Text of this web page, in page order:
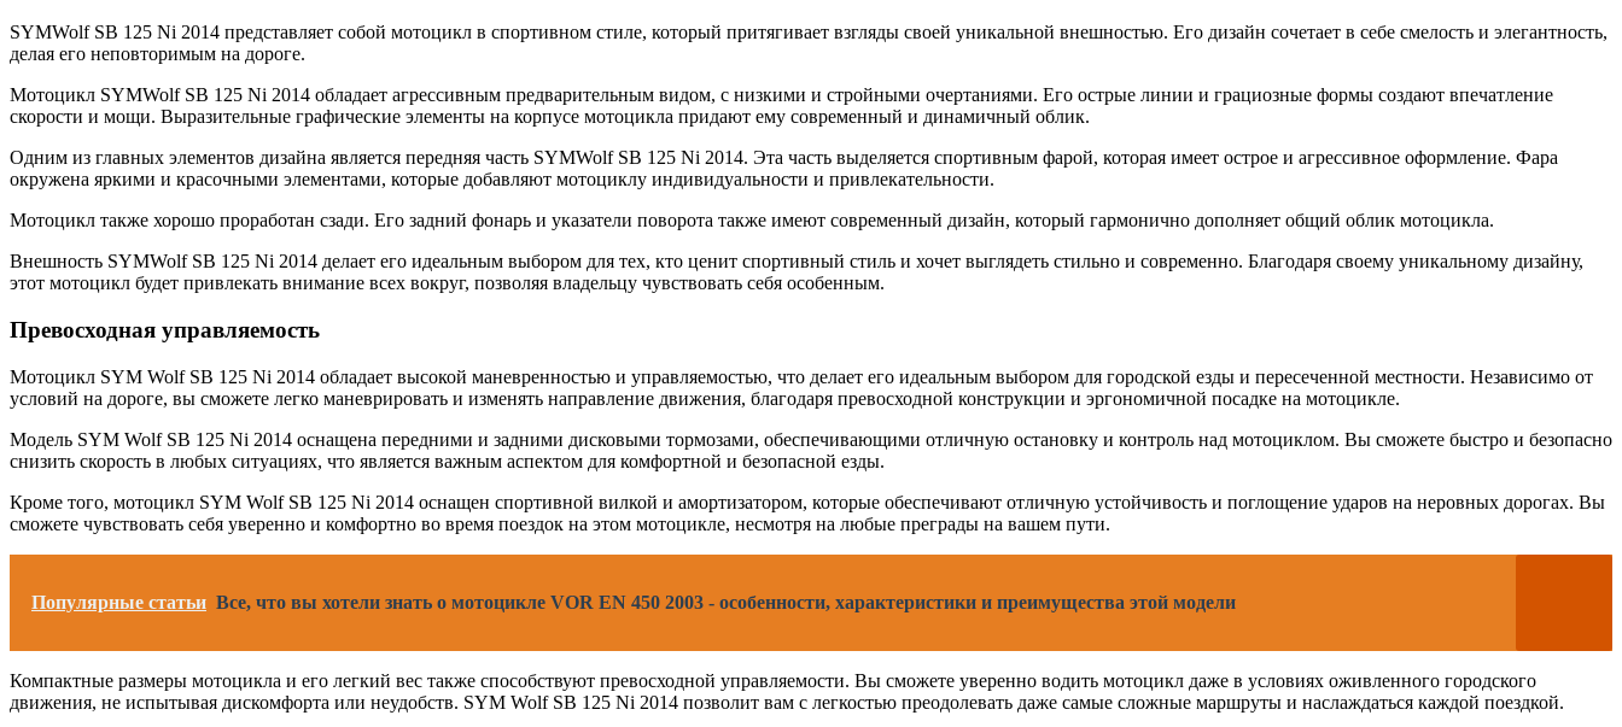
SYMWolf SB 125 Ni 2014 представляет собой мотоцикл в спортивном стиле, который притягивает взгляды своей уникальной внешностью. Его дизайн сочетает в себе смелость и элегантность,
делая его неповторимым на дороге.
Мотоцикл SYMWolf SB 125 Ni 2014 обладает агрессивным предварительным видом, с низкими и стройными очертаниями. Его острые линии и грациозные формы создают впечатление
скорости и мощи. Выразительные графические элементы на корпусе мотоцикла придают ему современный и динамичный облик.
Одним из главных элементов дизайна является передняя часть SYMWolf SB 125 Ni 2014. Эта часть выделяется спортивным фарой, которая имеет острое и агрессивное оформление. Фара
окружена яркими и красочными элементами, которые добавляют мотоциклу индивидуальности и привлекательности.
Мотоцикл также хорошо проработан сзади. Его задний фонарь и указатели поворота также имеют современный дизайн, который гармонично дополняет общий облик мотоцикла.
Внешность SYMWolf SB 125 Ni 2014 делает его идеальным выбором для тех, кто ценит спортивный стиль и хочет выглядеть стильно и современно. Благодаря своему уникальному дизайну,
этот мотоцикл будет привлекать внимание всех вокруг, позволяя владельцу чувствовать себя особенным.
Превосходная управляемость
Мотоцикл SYM Wolf SB 125 Ni 2014 обладает высокой маневренностью и управляемостью, что делает его идеальным выбором для городской езды и пересеченной местности. Независимо от
условий на дороге, вы сможете легко маневрировать и изменять направление движения, благодаря превосходной конструкции и эргономичной посадке на мотоцикле.
Модель SYM Wolf SB 125 Ni 2014 оснащена передними и задними дисковыми тормозами, обеспечивающими отличную остановку и контроль над мотоциклом. Вы сможете быстро и безопасно
снизить скорость в любых ситуациях, что является важным аспектом для комфортной и безопасной езды.
Кроме того, мотоцикл SYM Wolf SB 125 Ni 2014 оснащен спортивной вилкой и амортизатором, которые обеспечивают отличную устойчивость и поглощение ударов на неровных дорогах. Вы
сможете чувствовать себя уверенно и комфортно во время поездок на этом мотоцикле, несмотря на любые преграды на вашем пути.
Популярные статьи Все, что вы хотели знать о мотоцикле VOR EN 450 2003 - особенности, характеристики и преимущества этой модели
Компактные размеры мотоцикла и его легкий вес также способствуют превосходной управляемости. Вы сможете уверенно водить мотоцикл даже в условиях оживленного городского
движения, не испытывая дискомфорта или неудобств. SYM Wolf SB 125 Ni 2014 позволит вам с легкостью преодолевать даже самые сложные маршруты и наслаждаться каждой поездкой.